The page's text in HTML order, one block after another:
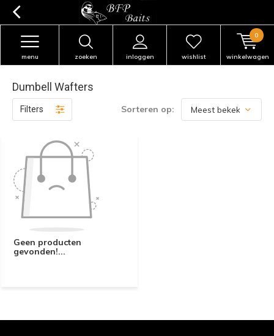
zoeken inloggen
menu wishlist winkelwagen
0
Dumbell Wafters
Filters Sorteren op:
Geen producten
gevonden!...